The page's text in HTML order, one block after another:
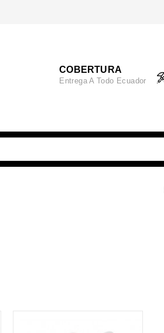
COBERTURA
Entrega A Todo Ecuador